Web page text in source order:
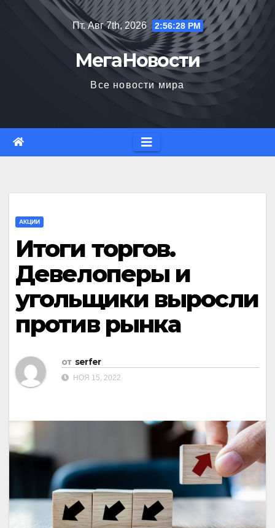
Пт. Авг 7th, 2026 2:56:29 PM
МегаНовости
Все новости мира
АКЦИИ
Итоги торгов.
Девелоперы и
угольщики выросли
против рынка
от serfer
НОЯ 15, 2022